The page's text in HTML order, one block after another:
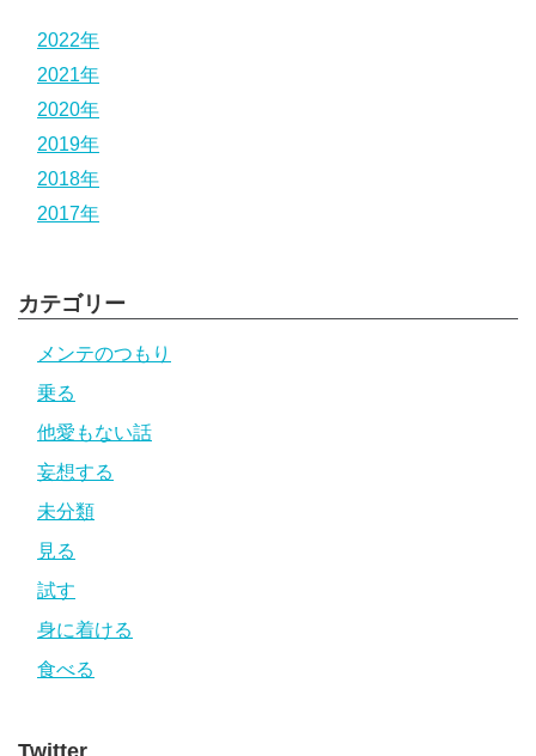
2022年
2021年
2020年
2019年
2018年
2017年
カテゴリー
メンテのつもり
乗る
他愛もない話
妄想する
未分類
見る
試す
身に着ける
食べる